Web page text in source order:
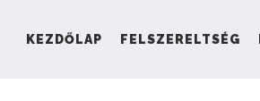
KEZDŐLAP FELSZERELTSÉG